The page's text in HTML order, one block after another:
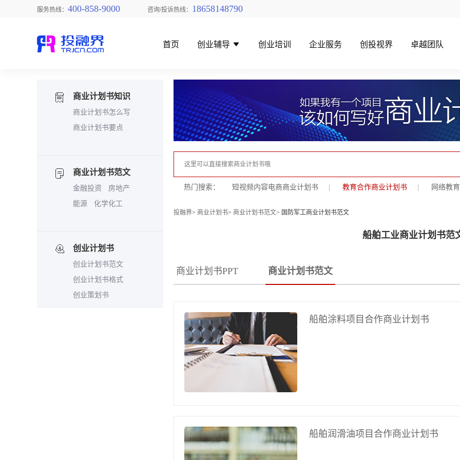
服务热线： 400-858-9000 咨询/投诉热线： 18658148790
首页 创业辅导 创业培训 企业服务 创投视界 卓越团队
找创业项目 找创投机构 创投对接活动
商业计划书知识
商业计划书怎么写
商业计划书要点
商业计划书范文
金融投资
房地产
能源
化学化工
创业计划书
创业计划书范文
创业计划书格式
创业策划书
热门搜索： 短视频内容电商商业计划书 教育合作商业计划书 网络教
投融界> 商业计划书> 商业计划书范文> 国防军工商业计划书范文
船舶工业商业计划书范
商业计划书PPT 商业计划书范文
船舶涂料项目合作商业计划书
船舶润滑油项目合作商业计划书